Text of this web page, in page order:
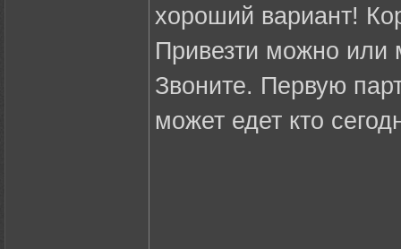
хороший вариант!
Привезти можно или
Звоните. Первую
может едет кто